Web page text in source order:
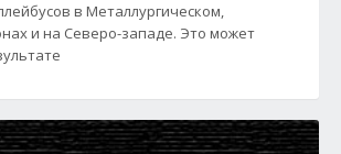
в Металлургическом,
и на Северо-западе. Это может